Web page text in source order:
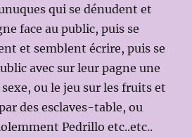
qui se dénudent et
face au public, puis se
et semblent écrire, puis se
avec sur leur pagne une
ou le jeu sur les fruits et
des esclaves-table, ou
Pedrillo etc..etc..